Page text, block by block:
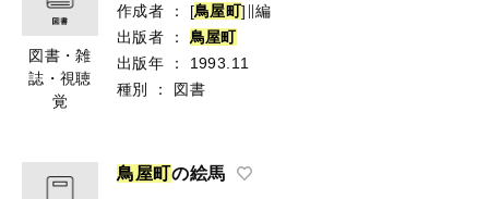
図書・雑
誌・視聴
覚
作成者 ： [鳥屋町]∥編
出版者
： 鳥屋町
出版年
：
1993.11
種別
： 図書
鳥屋町の絵馬